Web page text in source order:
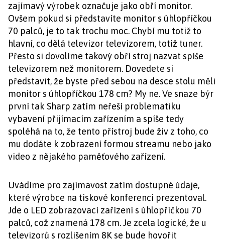
zajímavý výrobek označuje jako obří monitor.
Ovšem pokud si představíte monitor s úhlopříčkou
70 palců, je to tak trochu moc. Chybí mu totiž to
hlavní, co dělá televizor televizorem, totiž tuner.
Přesto si dovolíme takový obří stroj nazvat spíše
televizorem než monitorem. Dovedete si
představit, že byste před sebou na desce stolu měli
monitor s úhlopříčkou 178 cm? My ne. Ve snaze býr
první tak Sharp zatím neřeší problematiku
vybavení přijímacím zařízením a spíše tedy
spoléhá na to, že tento přístroj bude živ z toho, co
mu dodáte k zobrazení formou streamu nebo jako
video z nějakého paměťového zařízení.
Uvádíme pro zajímavost zatím dostupné údaje,
které výrobce na tiskové konferenci prezentoval.
Jde o LED zobrazovací zařízení s úhlopříčkou 70
palců, což znamená 178 cm. Je zcela logické, že u
televizorů s rozlišením 8K se bude hovořit